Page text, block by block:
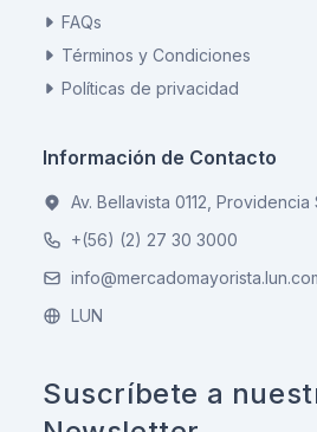
FAQs
Términos y Condiciones
Políticas de privacidad
Información de Contacto
Av. Bellavista 0112, Providencia
+(56) (2) 27 30 3000
LUN
Suscríbete a